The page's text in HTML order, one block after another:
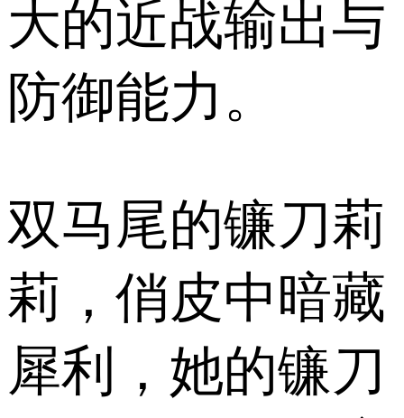
大的近战输出与
防御能力。
双马尾的镰刀莉
莉，俏皮中暗藏
犀利，她的镰刀